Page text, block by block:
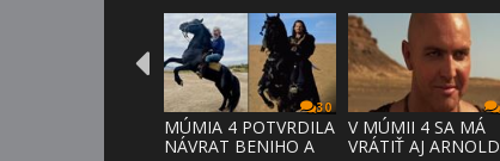
30
MÚMIA 4 POTVRDILA
NÁVRAT BENIHO A
V MÚMII 4 SA MÁ
VRÁTIŤ AJ ARNOLD